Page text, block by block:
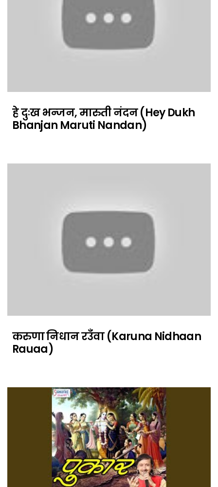
हे दुःख भन्जन, मारुती नंदन (Hey Dukh
Bhanjan Maruti Nandan)
करुणा निधान रउँवा (Karuna Nidhaan
Rauaa)